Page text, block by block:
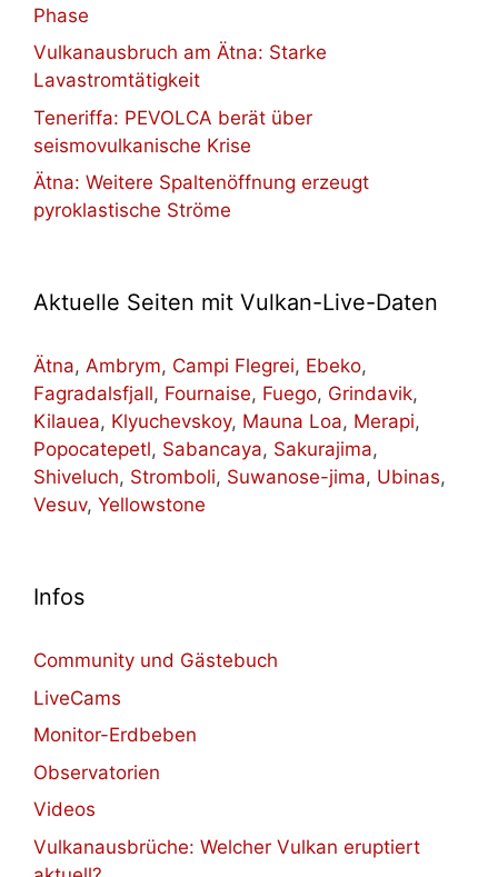
Phase
Vulkanausbruch am Ätna: Starke
Lavastromtätigkeit
Teneriffa: PEVOLCA berät über
seismovulkanische Krise
Ätna: Weitere Spaltenöffnung erzeugt
pyroklastische Ströme
Aktuelle Seiten mit Vulkan-Live-Daten
Ätna, Ambrym, Campi Flegrei, Ebeko,
Fagradalsfjall, Fournaise, Fuego, Grindavik,
Kilauea, Klyuchevskoy, Mauna Loa, Merapi,
Popocatepetl, Sabancaya, Sakurajima,
Shiveluch, Stromboli, Suwanose-jima, Ubinas,
Vesuv, Yellowstone
Infos
Community und Gästebuch
LiveCams
Monitor-Erdbeben
Observatorien
Videos
Vulkanausbrüche: Welcher Vulkan eruptiert